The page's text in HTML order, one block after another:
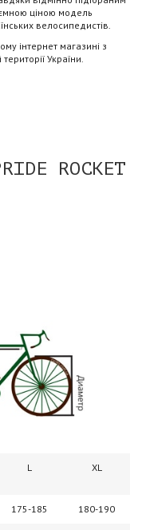
ціною модель
велосипедистів.
інтернет магазині з
України.
ROCKET
L XL
175-185 180-190